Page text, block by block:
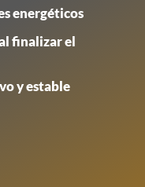
energéticos
finalizar el
y estable